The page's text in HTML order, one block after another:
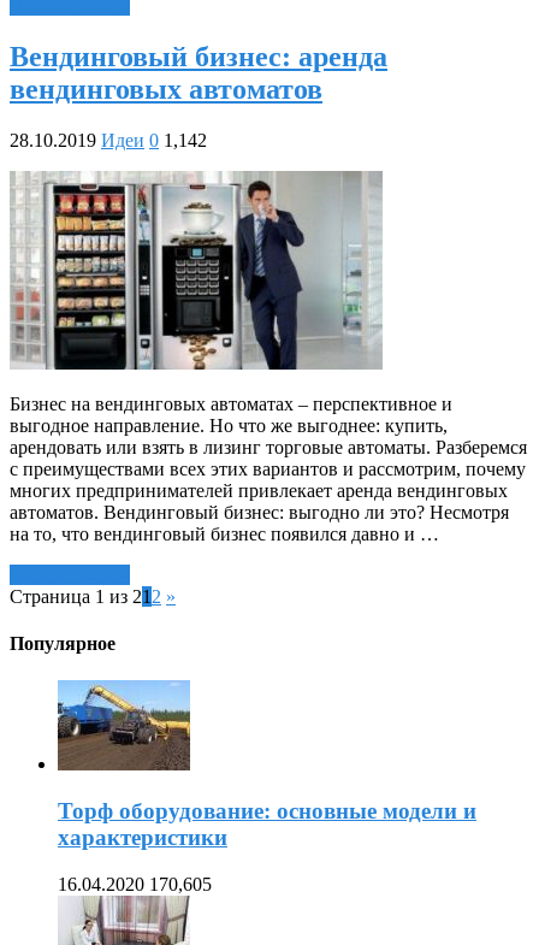
Вендинговый бизнес: аренда
вендинговых автоматов
28.10.2019 Идеи 0 1,142
Бизнес на вендинговых автоматах – перспективное и
выгодное направление. Но что же выгоднее: купить,
арендовать или взять в лизинг торговые автоматы. Разберемся
с преимуществами всех этих вариантов и рассмотрим, почему
многих предпринимателей привлекает аренда вендинговых
автоматов. Вендинговый бизнес: выгодно ли это? Несмотря
на то, что вендинговый бизнес появился давно и …
Страница 1 из 21 2 »
Популярное
Торф оборудование: основные модели и
характеристики
16.04.2020 170,605